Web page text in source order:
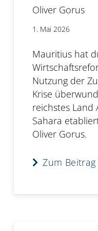
Oliver Gorus
1. Mai 2026
Mauritius hat
Nutzung der
Krise
reichstes Land
Sahara
Oliver Gorus.
Zum Beitrag